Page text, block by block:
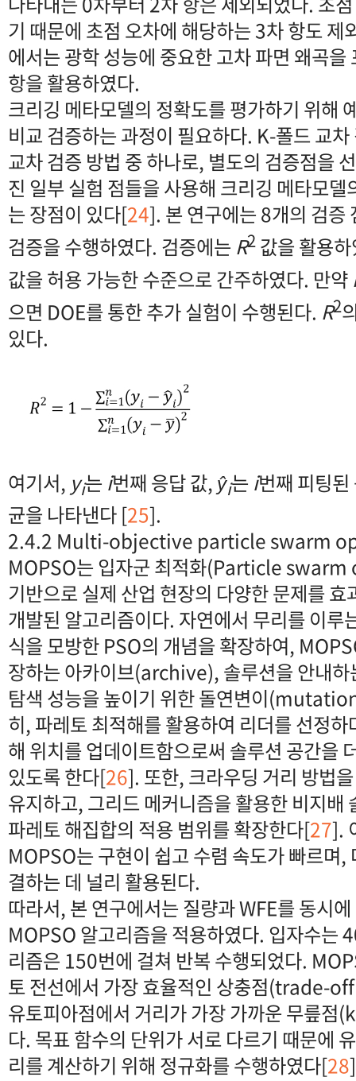
기 때문에 초점 오차에 해당하는 3차 항도 제
에서는 광학 성능에 중요한 고차 파면 왜곡
항을 활용하였다.
크리깅 메타모델의 정확도를 평가하기 위해
비교 검증하는 과정이 필요하다. K-폴드 교
교차 검증 방법 중 하나로, 별도의 검증점을
진 일부 실험 점들을 사용해 크리깅 메타모
는 장점이 있다[24]. 본 연구에는 8개의 검증
검증을 수행하였다. 검증에는 R2값을 활용
값을 허용 가능한 수준으로 간주하였다. 만약
으면 DOE를 통한 추가 실험이 수행된다. R2
있다.
여기서, yi는 i번째 응답 값,ŷi는 i번째 피팅
균을 나타낸다 [25].
2.4.2 Multi-objective particle swarm
MOPSO는 입자군 최적화(Particle
기반으로 실제 산업 현장의 다양한 문제를
개발된 알고리즘이다. 자연에서 무리를 이루
식을 모방한 PSO의 개념을 확장하여,
장하는 아카이브(archive), 솔루션을 안내
탐색 성능을 높이기 위한 돌연변이
히, 파레토 최적해를 활용하여 리더를 선정
해 위치를 업데이트함으로써 솔루션 공간을
있도록 한다[26]. 또한, 크라우딩 거리 방법
유지하고, 그리드 메커니즘을 활용한 비지배
파레토 해집합의 적용 범위를 확장한다[27].
MOPSO는 구현이 쉽고 수렴 속도가 빠르며,
결하는 데 널리 활용된다.
따라서, 본 연구에서는 질량과 WFE를 동시
MOPSO 알고리즘을 적용하였다. 입자수는
리즘은 150번에 걸쳐 반복 수행되었다.
토 전선에서 가장 효율적인 상충점(trade-
유토피아점에서 거리가 가장 가까운 무릎
다. 목표 함수의 단위가 서로 다르기 때문에
리를 계산하기 위해 정규화를 수행하였다[28